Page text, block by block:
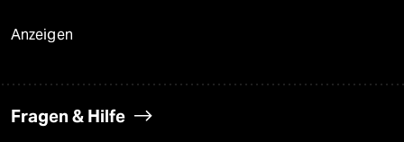
Anzeigen
Fragen & Hilfe